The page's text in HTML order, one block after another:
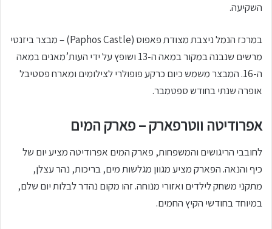
השקיעה.
במרכז הנמל ניצבת מצודת פאפוס (Paphos Castle) – מבצר ביזנטי
מרשים שנבנה במקור במאה ה-13 ושופץ על ידי העות’מאנים במאה
ה-16. המבצר משמש כיום כרקע פופולרי לצילומים ומארח פסטיבל
אופרה שנתי בחודש ספטמבר.
אפרודיטה ווטרפארק – פארק המים
לחובבי הריגושים והמשפחות, פארק המים אפרודיטה מציע יום של
כיף והנאה. הפארק מציע מגוון מגלשות מים, בריכות, נהר עצלן,
מתקני משחק לילדים ואזורי מנוחה. זהו מקום נהדר לבלות יום שלם,
במיוחד בחודשי הקיץ החמים.